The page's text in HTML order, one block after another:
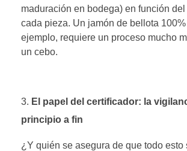
maduración en bodega) en función
cada pieza. Un jamón de bellota
ejemplo, requiere un proceso mucho
un cebo.
El papel del certificador: la
principio a fin
¿Y quién se asegura de que todo esto